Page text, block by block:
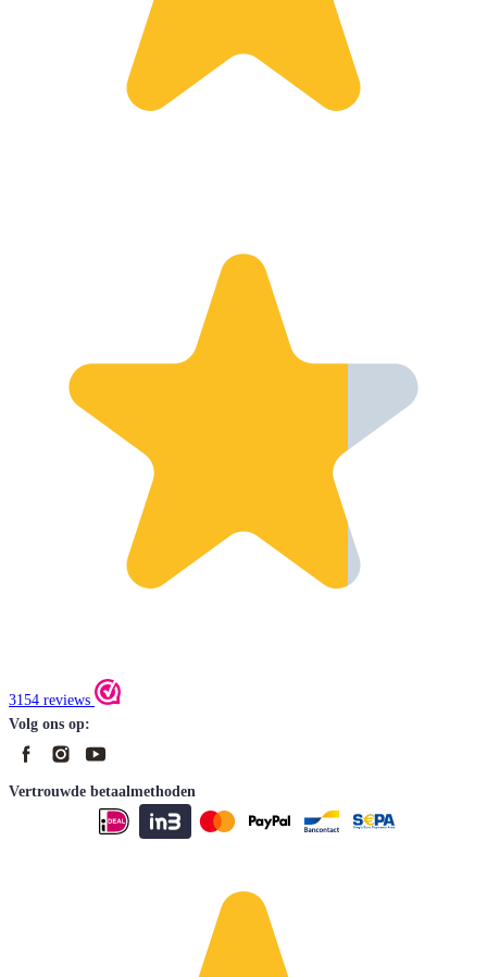
3154 reviews
Volg ons op:
Vertrouwde betaalmethoden